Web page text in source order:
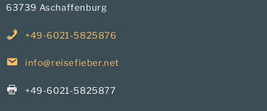
63739 Aschaffenburg
+49-6021-5825876
info@reisefieber.net
+49-6021-5825877